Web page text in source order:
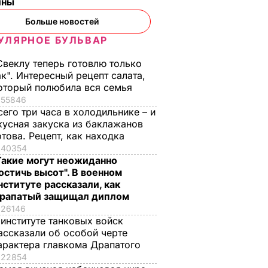
в
Яйца не виноваты.
Что на самом деле
повышает
холестерин
6 августа, 00.47БУЛЬВАР
Больше новостей
БУЛЬВАР
теперь готовлю только
Интересный рецепт салата,
полюбила вся семья
55846
три часа в холодильнике – и
закуска из баклажанов
Рецепт, как находка
40354
могут неожиданно
высот". В военном
рассказали, как
защищал диплом
26146
танковых войск
об особой черте
главкома Драпатого
22854